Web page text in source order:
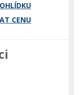
CENU